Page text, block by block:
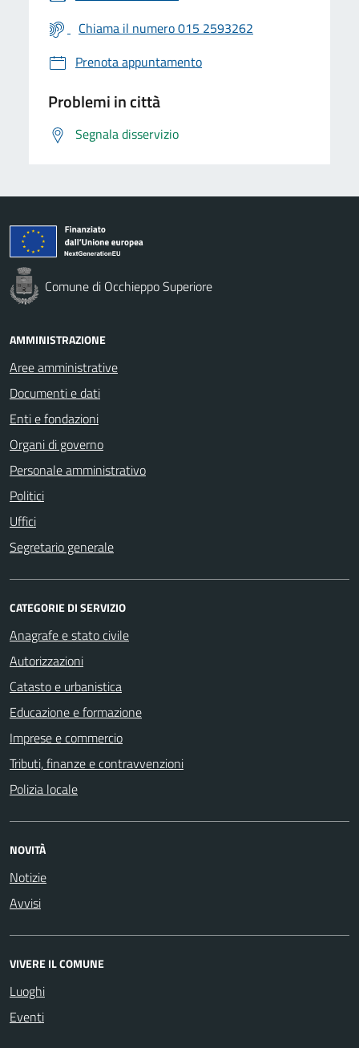
Chiama il numero 015 2593262
Prenota appuntamento
Problemi in città
Segnala disservizio
Comune di Occhieppo Superiore
AMMINISTRAZIONE
Aree amministrative
Documenti e dati
Enti e fondazioni
Organi di governo
Personale amministrativo
Politici
Uffici
Segretario generale
CATEGORIE DI SERVIZIO
Anagrafe e stato civile
Autorizzazioni
Catasto e urbanistica
Educazione e formazione
Imprese e commercio
Tributi, finanze e contravvenzioni
Polizia locale
NOVITÀ
Notizie
Avvisi
VIVERE IL COMUNE
Luoghi
Eventi